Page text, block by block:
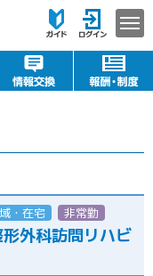
・在宅 非常勤（パート
外科訪問リハビ